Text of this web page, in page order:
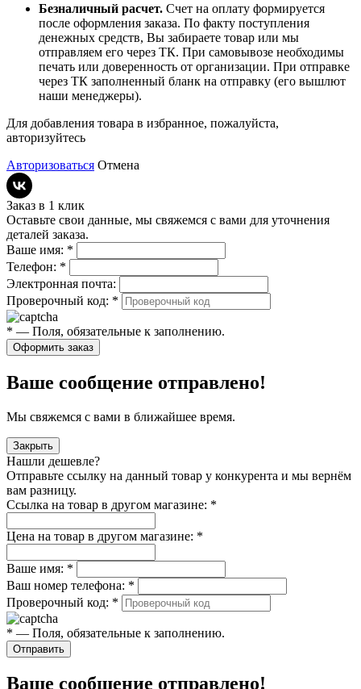
Безналичный расчет. Счет на оплату формируется
после оформления заказа. По факту поступления
денежных средств, Вы забираете товар или мы
отправляем его через ТК. При самовывозе необходимы
печать или доверенность от организации. При отправке
через ТК заполненный бланк на отправку (его вышлют
наши менеджеры).
Для добавления товара в избранное, пожалуйста,
авторизуйтесь
Авторизоваться Отмена
Заказ в 1 клик
Оставьте свои данные, мы свяжемся с вами для уточнения
деталей заказа.
Ваше имя: *
Телефон: *
Электронная почта:
Проверочный код: *
* — Поля, обязательные к заполнению.
Оформить заказ
Ваше сообщение отправлено!
Мы свяжемся с вами в ближайшее время.
Закрыть
Нашли дешевле?
Отправьте ссылку на данный товар у конкурента и мы вернём
вам разницу.
Ссылка на товар в другом магазине: *
Цена на товар в другом магазине: *
Ваше имя: *
Ваш номер телефона: *
Проверочный код: *
* — Поля, обязательные к заполнению.
Отправить
Ваше сообщение отправлено!